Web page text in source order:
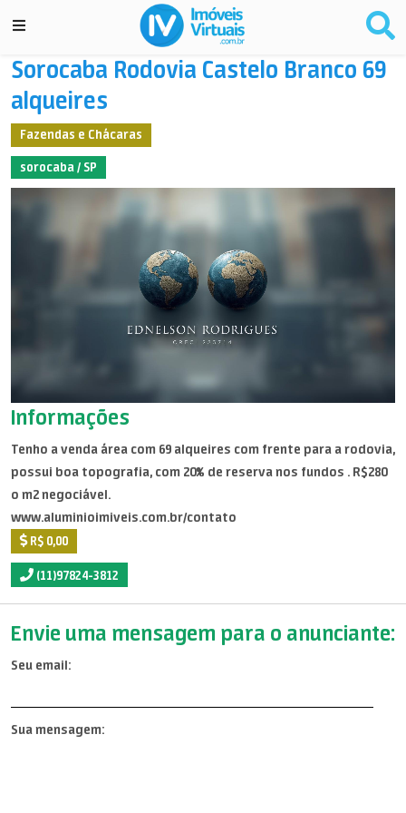
Sorocaba Rodovia Castelo Branco 69
alqueires
Fazendas e Chácaras
sorocaba / SP
Informações
Tenho a venda área com 69 alqueires com frente para a rodovia,
possui boa topografia, com 20% de reserva nos fundos . R$280
o m2 negociável.
www.aluminioimiveis.com.br/contato
R$ 0,00
(11)97824-3812
Envie uma mensagem para o anunciante:
Seu email:
Sua mensagem: